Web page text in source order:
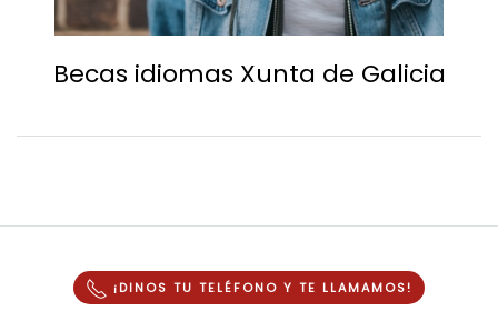
Becas idiomas Xunta de Galicia
¡DINOS TU TELÉFONO Y TE LLAMAMOS!